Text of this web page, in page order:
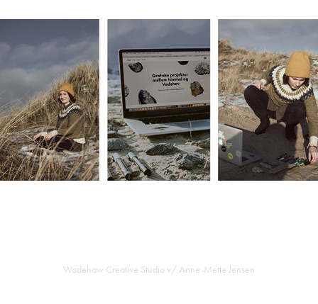
Wadehaw Creative Studio v/ Anne-Mette Jensen